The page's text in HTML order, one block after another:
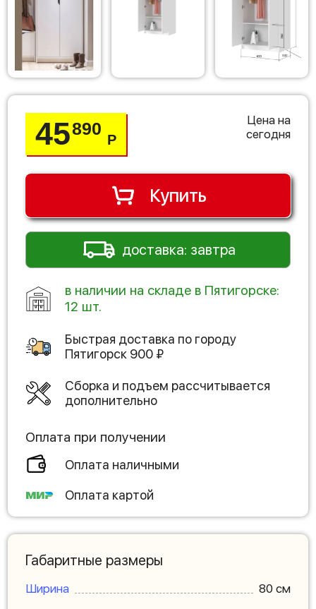
45890
Р
Цена на
сегодня
Купить
доставка: завтра
в наличии на складе в Пятигорске:
12 шт.
Быстрая доставка по городу
Пятигорск 900 ₽
Сборка и подъем рассчитывается
дополнительно
Оплата при получении
Оплата наличными
Оплата картой
Габаритные размеры
Ширина
80 см